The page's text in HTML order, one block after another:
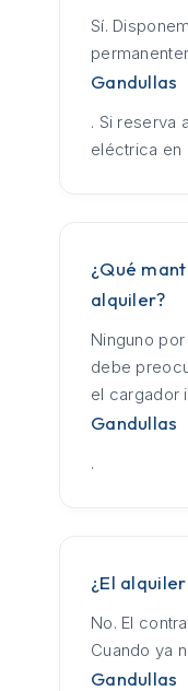
Sí.
Gandullas
. Si reserva
eléctrica en
¿Qué
alquiler?
Ninguno
debe
el cargador
Gandullas
.
¿El
No. El
Cuando ya
Gandullas